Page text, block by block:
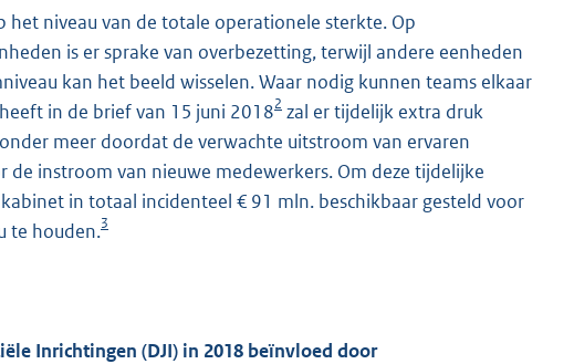
het niveau van de totale operationele sterkte. Op
is er sprake van overbezetting, terwijl andere eenheden
kan het beeld wisselen. Waar nodig kunnen teams elkaar
in de brief van 15 juni 20182 zal er tijdelijk extra druk
meer doordat de verwachte uitstroom van ervaren
instroom van nieuwe medewerkers. Om deze tijdelijke
in totaal incidenteel € 91 mln. beschikbaar gesteld voor
te houden.3
Inrichtingen (DJI) in 2018 beïnvloed door